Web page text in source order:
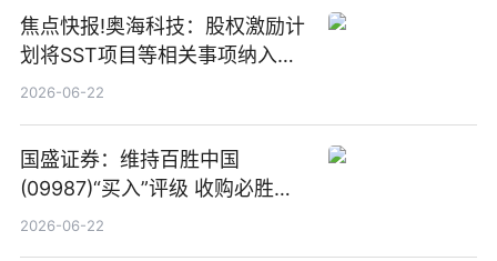
焦点快报!奥海科技：股权激励计
划将SST项目等相关事项纳入专
项业务发展考核指标
2026-06-22
国盛证券：维持百胜中国
(09987)“买入”评级 收购必胜客
中国增厚利润加速成长 信息
2026-06-22